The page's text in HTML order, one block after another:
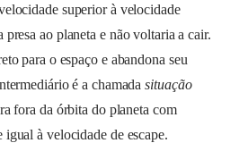
superior à velocidade
presa ao planeta e não voltaria a cair.
para o espaço e abandona seu
é a chamadasituação
fora da órbita do planeta com
igual à velocidade de escape.